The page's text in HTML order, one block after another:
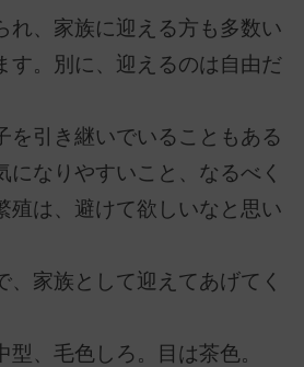
れ、家族に迎える方も多数い
す。別に、迎えるのは自由だ
を引き継いでいることもある
になりやすいこと、なるべく
殖は、避けて欲しいなと思い
、家族として迎えてあげてく
型、毛色しろ。目は茶色。